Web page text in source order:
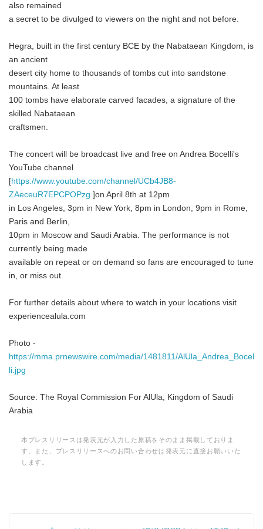
also remained
a secret to be divulged to viewers on the night and not before.
Hegra, built in the first century BCE by the Nabataean Kingdom, is
an ancient
desert city home to thousands of tombs cut into sandstone
mountains. At least
100 tombs have elaborate carved facades, a signature of the
skilled Nabataean
craftsmen.
The concert will be broadcast live and free on Andrea Bocelli's
YouTube channel
[https://www.youtube.com/channel/UCb4JB8-
ZAeceuR7EPCPOPzg ]on April 8th at 12pm
in Los Angeles, 3pm in New York, 8pm in London, 9pm in Rome,
Paris and Berlin,
10pm in Moscow and Saudi Arabia. The performance is not
currently being made
available on repeat or on demand so fans are encouraged to tune
in, or miss out.
For further details about where to watch in your locations visit
experiencealula.com
Photo -
https://mma.prnewswire.com/media/1481811/AlUla_Andrea_Bocel
li.jpg
Source: The Royal Commission For AlUla, Kingdom of Saudi
Arabia
本プレスリリースは発表元が入力した原稿をそのまま掲載しておりま
す。また、プレスリリースへのお問い合わせは発表元に直接お願いいた
します。